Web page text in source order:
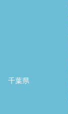
千葉県